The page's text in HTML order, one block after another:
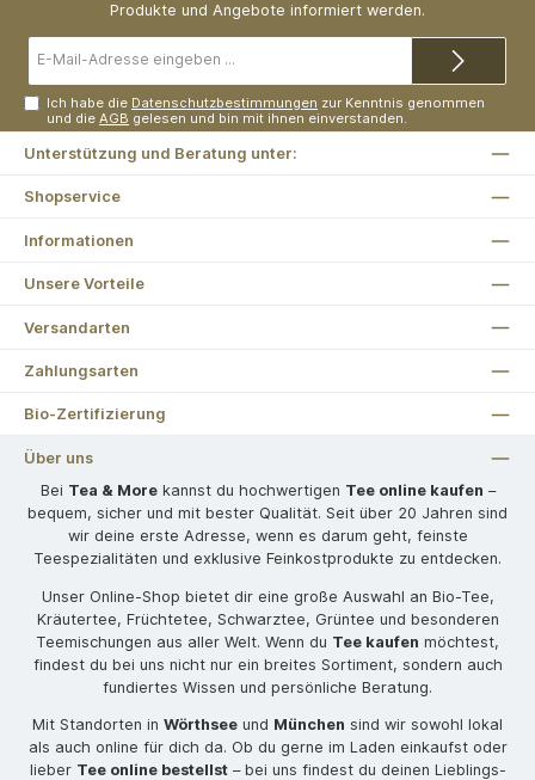
Produkte und Angebote informiert werden.
Mail-
Ich habe die Datenschutzbestimmungen zur Kenntnis genommen
und dieAGB gelesen und bin mit ihnen einverstanden.
Unterstützung und Beratung unter:
Shopservice
Informationen
Unsere Vorteile
Versandarten
Zahlungsarten
Bio-Zertifizierung
Über uns
Bei Tea & Morekannst du hochwertigen Tee online kaufen –
bequem, sicher und mit bester Qualität. Seit über 20 Jahren sind
wir deine erste Adresse, wenn es darum geht, feinste
Teespezialitäten und exklusive Feinkostprodukte zu entdecken.
Unser Online-Shop bietet dir eine große Auswahl an Bio-Tee,
Kräutertee, Früchtetee, Schwarztee, Grüntee und besonderen
Teemischungen aus aller Welt. Wenn du Tee kaufen möchtest,
findest du bei uns nicht nur ein breites Sortiment, sondern auch
fundiertes Wissen und persönliche Beratung.
Mit Standorten in Wörthsee und München sind wir sowohl lokal
als auch online für dich da. Ob du gerne im Laden einkaufst oder
lieber Tee online bestellst– bei uns findest du deinen Lieblings-